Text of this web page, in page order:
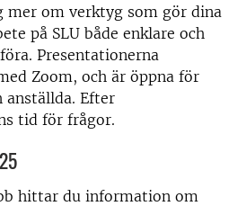
mer om verktyg som gör dina
på SLU både enklare och
Presentationerna
Zoom, och är öppna för
anställda. Efter
tid för frågor.
hittar du information om